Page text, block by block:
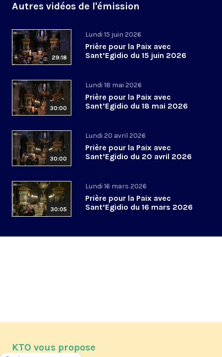
Autres vidéos de l'émission
29:18
Lundi 15 juin 2026
Prière pour la Paix avec
Sant’Egidio du 15 juin 2026
30:00
Lundi 18 mai 2026
Prière pour la Paix avec
Sant’Egidio du 18 mai 2026
30:00
Lundi 20 avril 2026
Prière pour la Paix avec
Sant’Egidio du 20 avril 2026
30:05
Lundi 16 mars 2026
Prière pour la Paix avec
Sant’Egidio du 16 mars 2026
KTO vous propose